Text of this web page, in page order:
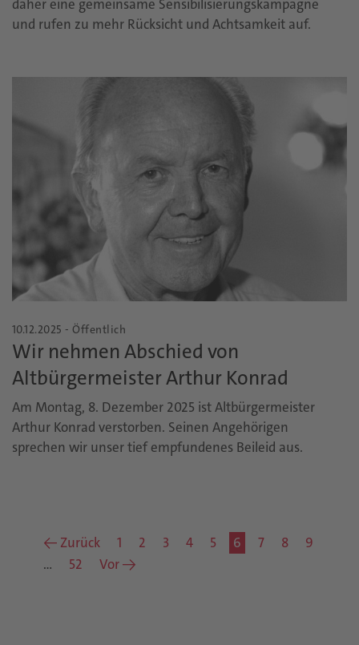
daher eine gemeinsame Sensibilisierungskampagne
und rufen zu mehr Rücksicht und Achtsamkeit auf.
10.12.2025 - Öffentlich
Wir nehmen Abschied von
Altbürgermeister Arthur Konrad
Am Montag, 8. Dezember 2025 ist Altbürgermeister
Arthur Konrad verstorben. Seinen Angehörigen
sprechen wir unser tief empfundenes Beileid aus.
← Zurück 1 2 3 4 5 6 7 8
9
…
52 Vor →